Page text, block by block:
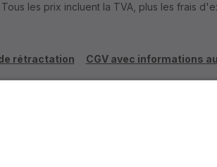
les prix incluent la TVA, plus les frais
rétractation CGV avec informations